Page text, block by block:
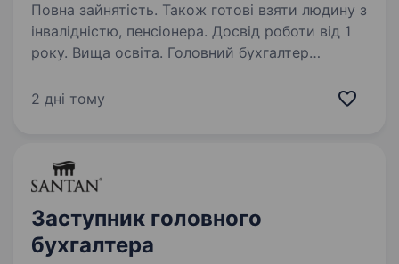
Повна зайнятість. Також готові взяти людину з
інвалідністю, пенсіонера. Досвід роботи від 1
року. Вища освіта. Головний бухгалтер
Петра Григоренка Графік роботи: понеділок-
плата: 25 000 грн. Основні…
2 дні тому
Заступник головного
бухгалтера